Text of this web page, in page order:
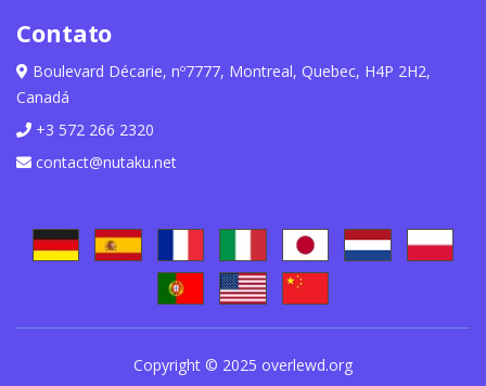
Contato
Boulevard Décarie, nº7777, Montreal, Quebec, H4P 2H2,
Canadá
+3 572 266 2320
contact@nutaku.net
Copyright © 2025 overlewd.org